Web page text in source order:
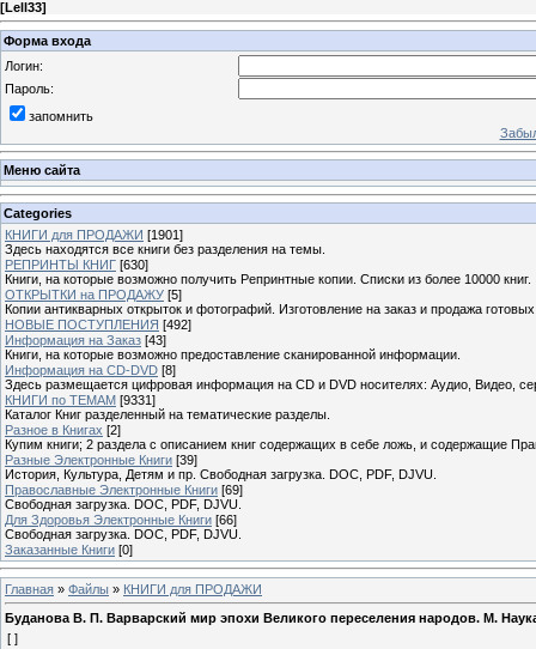
[Lell33]
Форма входа
Логин:
Пароль:
запомнить
Меню сайта
Categories
КНИГИ для ПРОДАЖИ [1901]
Здесь находятся все книги без разделения на темы.
РЕПРИНТЫ КНИГ [630]
Книги, на которые возможно получить Репринтные копии. Списки из более 10000 книг.
ОТКРЫТКИ на ПРОДАЖУ [5]
Копии антикварных открыток и фотографий. Изготовление на заказ и продажа
НОВЫЕ ПОСТУПЛЕНИЯ [492]
Информация на Заказ [43]
Книги, на которые возможно предоставление сканированной информации.
Информация на CD-DVD [8]
Здесь размещается цифровая информация на CD и DVD носителях: Аудио, Видео,
КНИГИ по ТЕМАМ [9331]
Каталог Книг разделенный на тематические разделы.
Разное в Книгах [2]
Купим книги; 2 раздела с описанием книг содержащих в себе ложь, и содержащие
Разные Электронные Книги [39]
История, Культура, Детям и пр. Свободная загрузка. DOC, PDF, DJVU.
Православные Электронные Книги [69]
Свободная загрузка. DOC, PDF, DJVU.
Для Здоровья Электронные Книги [66]
Свободная загрузка. DOC, PDF, DJVU.
Заказанные Книги [0]
Главная » Файлы » КНИГИ для ПРОДАЖИ
Буданова В. П. Варварский мир эпохи Великого переселения народов. М.
[ ]